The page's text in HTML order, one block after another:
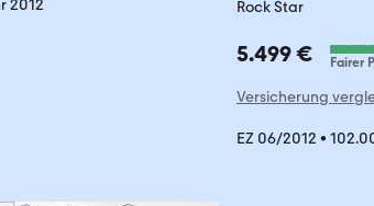
Rock Star
5.499 € Fairer
Versicherung
EZ 06/2012 •